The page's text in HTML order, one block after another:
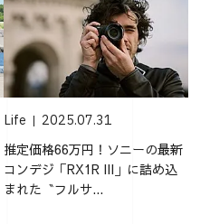
Life 2025.07.31
推定価格66万円！ソニーの最新
コンデジ「RX1R III」に詰め込
まれた〝フルサ...